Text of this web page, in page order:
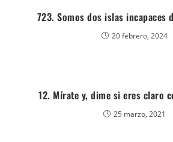
723. Somos dos islas incapaces
20 febrero, 2024
12. Mírate y, dime si eres claro
25 marzo, 2021